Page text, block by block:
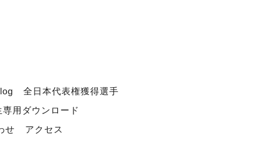
全日本代表権獲得選手
専用ダウンロード
せ アクセス